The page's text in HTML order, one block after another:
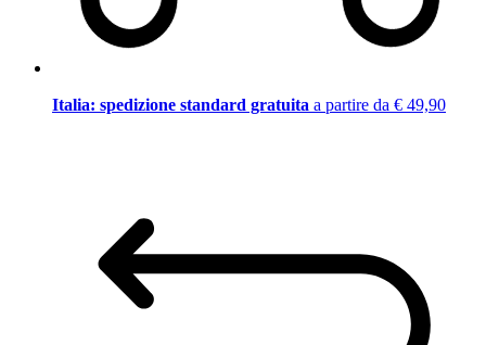
Italia: spedizione standard gratuita a partire da € 49,90